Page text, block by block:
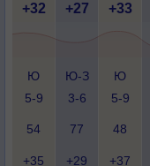
+32 +27 +33
Ю
5-9
Ю-З
3-6
Ю
5-9
54 77 48
+35 +29 +37